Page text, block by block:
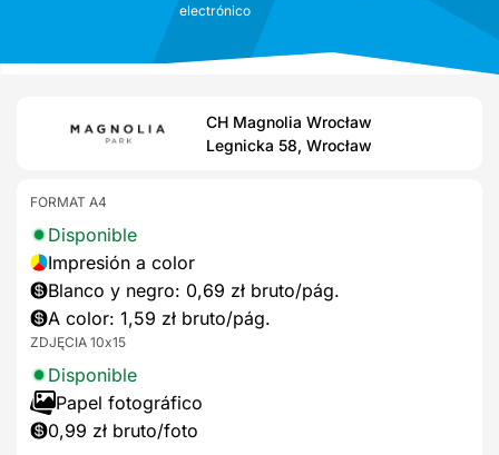
electrónico
CH Magnolia Wrocław
Legnicka 58, Wrocław
FORMAT A4
Disponible
Impresión a color
Blanco y negro: 0,69 zł bruto/pág.
A color: 1,59 zł bruto/pág.
ZDJĘCIA 10x15
Disponible
Papel fotográfico
0,99 zł bruto/foto